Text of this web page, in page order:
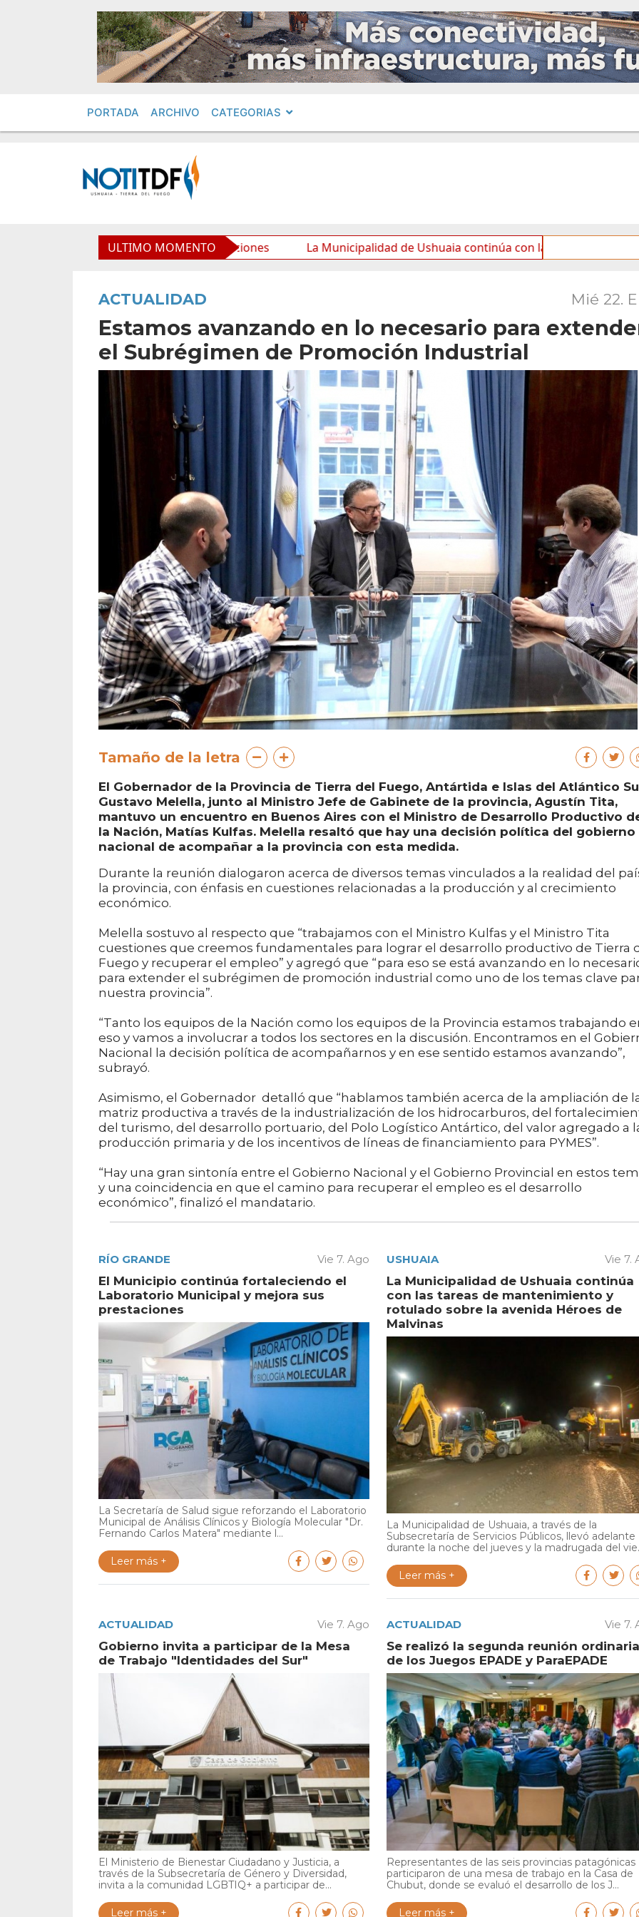
PORTADA ARCHIVO CATEGORIAS
ULTIMO MOMENTO
Municipal y mejora sus prestaciones La Municipalidad de Ushuaia continúa con las tareas de
ACTUALIDAD Mié 22.
Estamos avanzando en lo necesario para
el Subrégimen de Promoción Industrial
Tamaño de la letra
El Gobernador de la Provincia de Tierra del Fuego, Antártida e Islas del Atlántico
Gustavo Melella, junto al Ministro Jefe de Gabinete de la provincia, Agustín Tita,
mantuvo un encuentro en Buenos Aires con el Ministro de Desarrollo Productivo
la Nación, Matías Kulfas. Melella resaltó que hay una decisión política del gobierno
nacional de acompañar a la provincia con esta medida.
Durante la reunión dialogaron acerca de diversos temas vinculados a la realidad del
la provincia, con énfasis en cuestiones relacionadas a la producción y al crecimiento
económico.
Melella sostuvo al respecto que “trabajamos con el Ministro Kulfas y el Ministro Tita
cuestiones que creemos fundamentales para lograr el desarrollo productivo de Tierra
Fuego y recuperar el empleo” y agregó que “para eso se está avanzando en lo
para extender el subrégimen de promoción industrial como uno de los temas clave
nuestra provincia”.
“Tanto los equipos de la Nación como los equipos de la Provincia estamos trabajando
eso y vamos a involucrar a todos los sectores en la discusión. Encontramos en el
Nacional la decisión política de acompañarnos y en ese sentido estamos avanzando”,
subrayó.
Asimismo, el Gobernador detalló que “hablamos también acerca de la ampliación de
matriz productiva a través de la industrialización de los hidrocarburos, del
del turismo, del desarrollo portuario, del Polo Logístico Antártico, del valor agregado a
producción primaria y de los incentivos de líneas de financiamiento para PYMES”.
“Hay una gran sintonía entre el Gobierno Nacional y el Gobierno Provincial en estos
y una coincidencia en que el camino para recuperar el empleo es el desarrollo
económico”, finalizó el mandatario.
RÍO GRANDE Vie 7. Ago
El Municipio continúa fortaleciendo el
Laboratorio Municipal y mejora sus
prestaciones
La Secretaría de Salud sigue reforzando el Laboratorio
Municipal de Análisis Clínicos y Biología Molecular "Dr.
Fernando Carlos Matera" mediante l...
Leer más +
USHUAIA Vie 7.
La Municipalidad de Ushuaia continúa
con las tareas de mantenimiento y
rotulado sobre la avenida Héroes de
Malvinas
La Municipalidad de Ushuaia, a través de la
Subsecretaría de Servicios Públicos, llevó adelante
durante la noche del jueves y la madrugada del
Leer más +
ACTUALIDAD Vie 7. Ago
Gobierno invita a participar de la Mesa
de Trabajo "Identidades del Sur"
El Ministerio de Bienestar Ciudadano y Justicia, a
través de la Subsecretaría de Género y Diversidad,
invita a la comunidad LGBTIQ+ a participar de...
Leer más +
ACTUALIDAD Vie 7.
Se realizó la segunda reunión ordinaria
de los Juegos EPADE y ParaEPADE
Representantes de las seis provincias patagónicas
participaron de una mesa de trabajo en la Casa de
Chubut, donde se evaluó el desarrollo de los J...
Leer más +